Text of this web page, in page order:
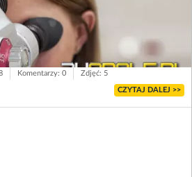
Komentarzy: 0 Zdjęć: 5
CZYTAJ DALEJ >>